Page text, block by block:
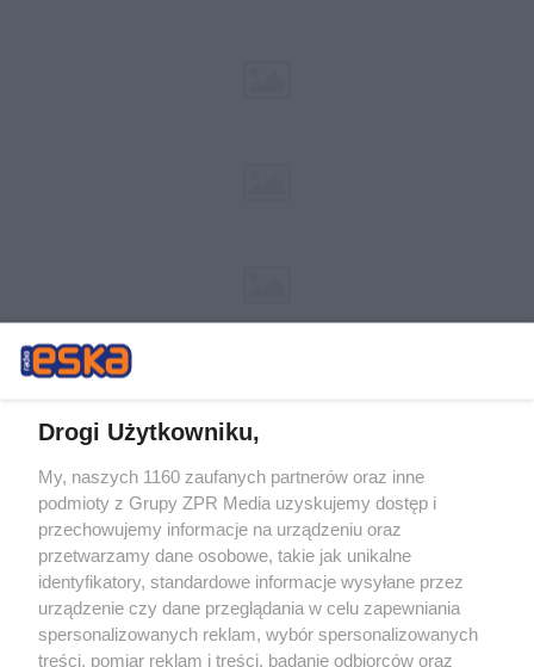
Żaden utwór zamieszczony w serwisie nie może być powielany i
rozpowszechniany lub dalej rozpowszechniany w jakikolwiek sposób (w
tym także elektroniczny lub mechaniczny) na jakimkolwiek polu
eksploatacji w jakiejkolwiek formie, włącznie z umieszczaniem w
Internecie bez pisemnej zgody właściciela praw. Jakiekolwiek użycie lub
wykorzystanie utworów w całości lub w części z naruszeniem prawa,
tzn. bez właściwej zgody, jest zabronione pod groźbą kary i może być
ścigane prawnie.
Drogi Użytkowniku,
My, naszych 1160 zaufanych partnerów oraz inne
podmioty z Grupy ZPR Media uzyskujemy dostęp i
przechowujemy informacje na urządzeniu oraz
przetwarzamy dane osobowe, takie jak unikalne
identyfikatory, standardowe informacje wysyłane przez
urządzenie czy dane przeglądania w celu zapewniania
spersonalizowanych reklam, wybór spersonalizowanych
treści, pomiar reklam i treści, badanie odbiorców oraz